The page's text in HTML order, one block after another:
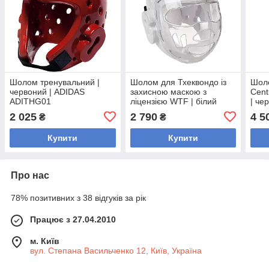
Шолом тренувальний |
червоний | ADIDAS
ADITHG01
2 025 ₴
Купити
Шолом для Тхеквондо із
захисною маскою з
ліцензією WTF | білий
2 790₴
Купити
|
4
Про нас
78% позитивних з 38 відгуків за рік
Працює з 27.04.2010
м. Київ
вул. Степана Васильченко 12, Київ, Україна